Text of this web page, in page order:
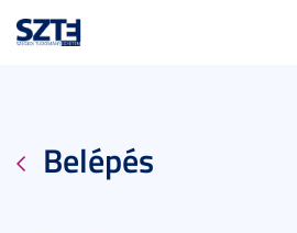
Belépés